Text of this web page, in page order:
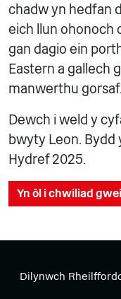
chadw yn hedfan
eich llun ohonoch
gan dagio ein
Eastern a gallech
manwerthu gorsaf.
Dewch i weld y
bwyty Leon. Bydd
Hydref 2025.
Yn ôl i chwiliad
Dilynwch